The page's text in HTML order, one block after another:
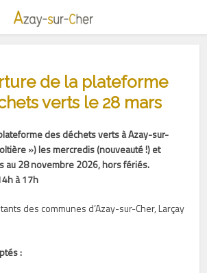
de la plateforme
verts le 28 mars
des déchets vertsà Azay-sur-
»)les mercredis (nouveauté !) et
au 28 novembre 2026, hors fériés.
à 17h
des communes d’Azay-sur-Cher, Larçay
: